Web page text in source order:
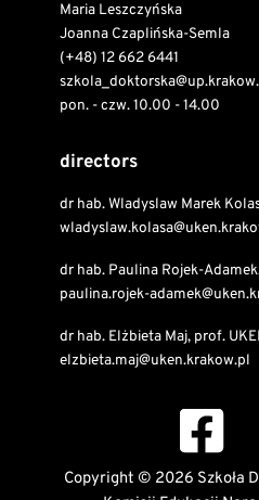
Maria Leszczyńska
Joanna Czaplińska-Semla
(+48) 12 662 6441
pon. - czw. 10.00 - 14.00
directors
dr hab. Wladyslaw Marek
dr hab. Paulina Rojek-
paulina.rojek-
dr hab. Elżbieta Maj, prof.
elzbieta.maj@uken.krakow.pl
Copyright © 2026 Szkoła